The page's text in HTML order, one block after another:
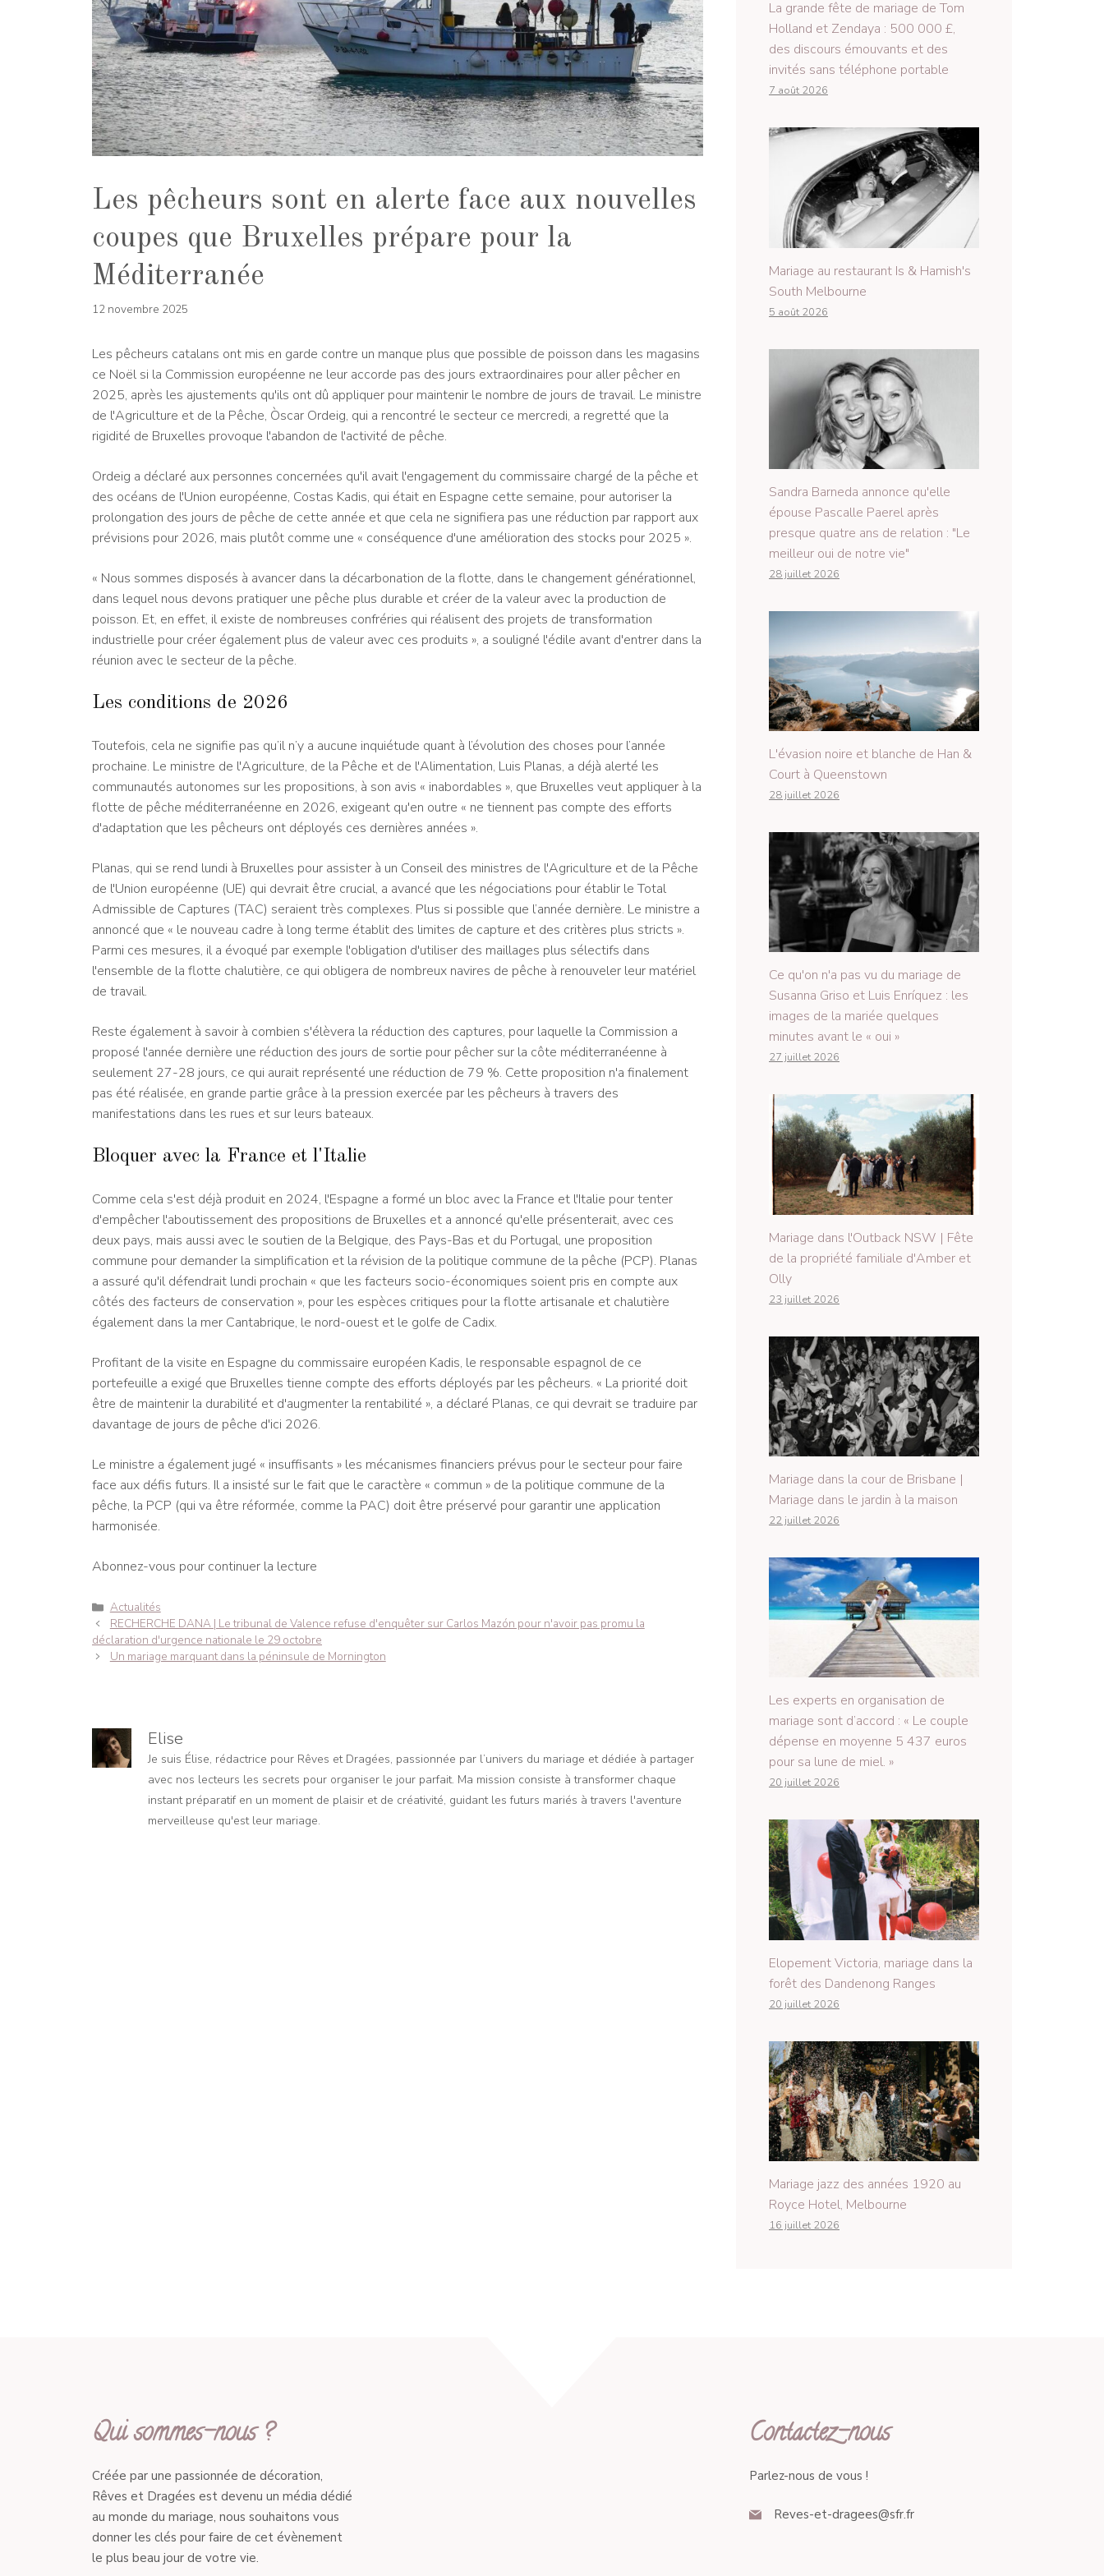
Les pêcheurs sont en alerte face aux nouvelles
coupes que Bruxelles prépare pour la
Méditerranée
12 novembre 2025
Les pêcheurs catalans ont mis en garde contre un manque plus que possible de poisson dans les magasins
ce Noël si la Commission européenne ne leur accorde pas des jours extraordinaires pour aller pêcher en
2025, après les ajustements qu'ils ont dû appliquer pour maintenir le nombre de jours de travail. Le ministre
de l'Agriculture et de la Pêche, Òscar Ordeig, qui a rencontré le secteur ce mercredi, a regretté que la
rigidité de Bruxelles provoque l'abandon de l'activité de pêche.
Ordeig a déclaré aux personnes concernées qu'il avait l'engagement du commissaire chargé de la pêche et
des océans de l'Union européenne, Costas Kadis, qui était en Espagne cette semaine, pour autoriser la
prolongation des jours de pêche de cette année et que cela ne signifiera pas une réduction par rapport aux
prévisions pour 2026, mais plutôt comme une « conséquence d'une amélioration des stocks pour 2025 ».
« Nous sommes disposés à avancer dans la décarbonation de la flotte, dans le changement générationnel,
dans lequel nous devons pratiquer une pêche plus durable et créer de la valeur avec la production de
poisson. Et, en effet, il existe de nombreuses confréries qui réalisent des projets de transformation
industrielle pour créer également plus de valeur avec ces produits », a souligné l'édile avant d'entrer dans la
réunion avec le secteur de la pêche.
Les conditions de 2026
Toutefois, cela ne signifie pas qu’il n’y a aucune inquiétude quant à l’évolution des choses pour l’année
prochaine. Le ministre de l'Agriculture, de la Pêche et de l'Alimentation, Luis Planas, a déjà alerté les
communautés autonomes sur les propositions, à son avis « inabordables », que Bruxelles veut appliquer à la
flotte de pêche méditerranéenne en 2026, exigeant qu'en outre « ne tiennent pas compte des efforts
d'adaptation que les pêcheurs ont déployés ces dernières années ».
Planas, qui se rend lundi à Bruxelles pour assister à un Conseil des ministres de l'Agriculture et de la Pêche
de l'Union européenne (UE) qui devrait être crucial, a avancé que les négociations pour établir le Total
Admissible de Captures (TAC) seraient très complexes. Plus si possible que l’année dernière. Le ministre a
annoncé que « le nouveau cadre à long terme établit des limites de capture et des critères plus stricts ».
Parmi ces mesures, il a évoqué par exemple l'obligation d'utiliser des maillages plus sélectifs dans
l'ensemble de la flotte chalutière, ce qui obligera de nombreux navires de pêche à renouveler leur matériel
de travail.
Reste également à savoir à combien s'élèvera la réduction des captures, pour laquelle la Commission a
proposé l'année dernière une réduction des jours de sortie pour pêcher sur la côte méditerranéenne à
seulement 27-28 jours, ce qui aurait représenté une réduction de 79 %. Cette proposition n'a finalement
pas été réalisée, en grande partie grâce à la pression exercée par les pêcheurs à travers des
manifestations dans les rues et sur leurs bateaux.
Bloquer avec la France et l'Italie
Comme cela s'est déjà produit en 2024, l'Espagne a formé un bloc avec la France et l'Italie pour tenter
d'empêcher l'aboutissement des propositions de Bruxelles et a annoncé qu'elle présenterait, avec ces
deux pays, mais aussi avec le soutien de la Belgique, des Pays-Bas et du Portugal, une proposition
commune pour demander la simplification et la révision de la politique commune de la pêche (PCP). Planas
a assuré qu'il défendrait lundi prochain « que les facteurs socio-économiques soient pris en compte aux
côtés des facteurs de conservation », pour les espèces critiques pour la flotte artisanale et chalutière
également dans la mer Cantabrique, le nord-ouest et le golfe de Cadix.
Profitant de la visite en Espagne du commissaire européen Kadis, le responsable espagnol de ce
portefeuille a exigé que Bruxelles tienne compte des efforts déployés par les pêcheurs. « La priorité doit
être de maintenir la durabilité et d'augmenter la rentabilité », a déclaré Planas, ce qui devrait se traduire par
davantage de jours de pêche d'ici 2026.
Le ministre a également jugé « insuffisants » les mécanismes financiers prévus pour le secteur pour faire
face aux défis futurs. Il a insisté sur le fait que le caractère « commun » de la politique commune de la
pêche, la PCP (qui va être réformée, comme la PAC) doit être préservé pour garantir une application
harmonisée.
Abonnez-vous pour continuer la lecture
Catégories
Actualités
Navigation
des
articles
RECHERCHE DANA | Le tribunal de Valence refuse d'enquêter sur Carlos Mazón pour n'avoir pas promu la
déclaration d'urgence nationale le 29 octobre
Un mariage marquant dans la péninsule de Mornington
Elise
Je suis Élise, rédactrice pour Rêves et Dragées, passionnée par l’univers du mariage et dédiée à partager
avec nos lecteurs les secrets pour organiser le jour parfait. Ma mission consiste à transformer chaque
instant préparatif en un moment de plaisir et de créativité, guidant les futurs mariés à travers l'aventure
merveilleuse qu'est leur mariage.
La grande fête de mariage de Tom
Holland et Zendaya : 500 000 £,
des discours émouvants et des
invités sans téléphone portable
7 août 2026
Mariage au restaurant Is & Hamish's
South Melbourne
5 août 2026
Sandra Barneda annonce qu'elle
épouse Pascalle Paerel après
presque quatre ans de relation : "Le
meilleur oui de notre vie"
28 juillet 2026
L'évasion noire et blanche de Han &
Court à Queenstown
28 juillet 2026
Ce qu'on n'a pas vu du mariage de
Susanna Griso et Luis Enríquez : les
images de la mariée quelques
minutes avant le « oui »
27 juillet 2026
Mariage dans l'Outback NSW | Fête
de la propriété familiale d'Amber et
Olly
23 juillet 2026
Mariage dans la cour de Brisbane |
Mariage dans le jardin à la maison
22 juillet 2026
Les experts en organisation de
mariage sont d’accord : « Le couple
dépense en moyenne 5 437 euros
pour sa lune de miel. »
20 juillet 2026
Elopement Victoria, mariage dans la
forêt des Dandenong Ranges
20 juillet 2026
Mariage jazz des années 1920 au
Royce Hotel, Melbourne
16 juillet 2026
Qui sommes-nous ?
Créée par une passionnée de décoration,
Rêves et Dragées est devenu un média dédié
au monde du mariage, nous souhaitons vous
donner les clés pour faire de cet évènement
le plus beau jour de votre vie.
Contactez-nous
Parlez-nous de vous !
Reves-et-dragees@sfr.fr